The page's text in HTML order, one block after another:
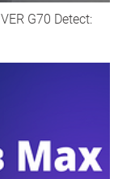
G70 Detect: